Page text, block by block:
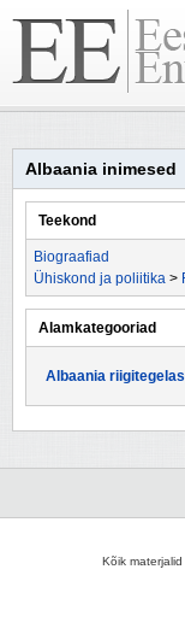
Albaania inimesed
Teekond
Biograafiad
Ühiskond ja poliitika >
Alamkategooriad
Albaania
Kõik